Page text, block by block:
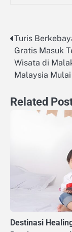
Navigasi
pos
Turis
Gratis Masuk
Wisata di
Malaysia
Related
Destinasi